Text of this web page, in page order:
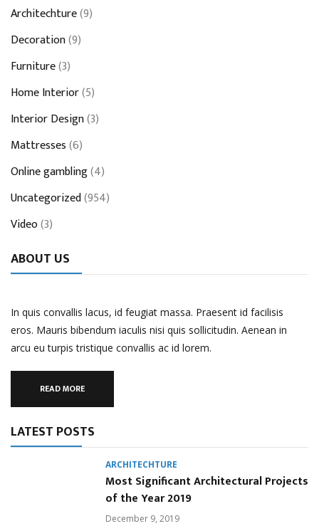
Architechture(9)
Decoration(9)
Furniture(3)
Home Interior(5)
Interior Design(3)
Mattresses(6)
Online gambling(4)
Uncategorized(954)
Video(3)
ABOUT US
In quis convallis lacus, id feugiat massa. Praesent id facilisis
eros. Mauris bibendum iaculis nisi quis sollicitudin. Aenean in
arcu eu turpis tristique convallis ac id lorem.
READ MORE
LATEST POSTS
ARCHITECHTURE
Most Significant Architectural Projects
of the Year 2019
December 9, 2019